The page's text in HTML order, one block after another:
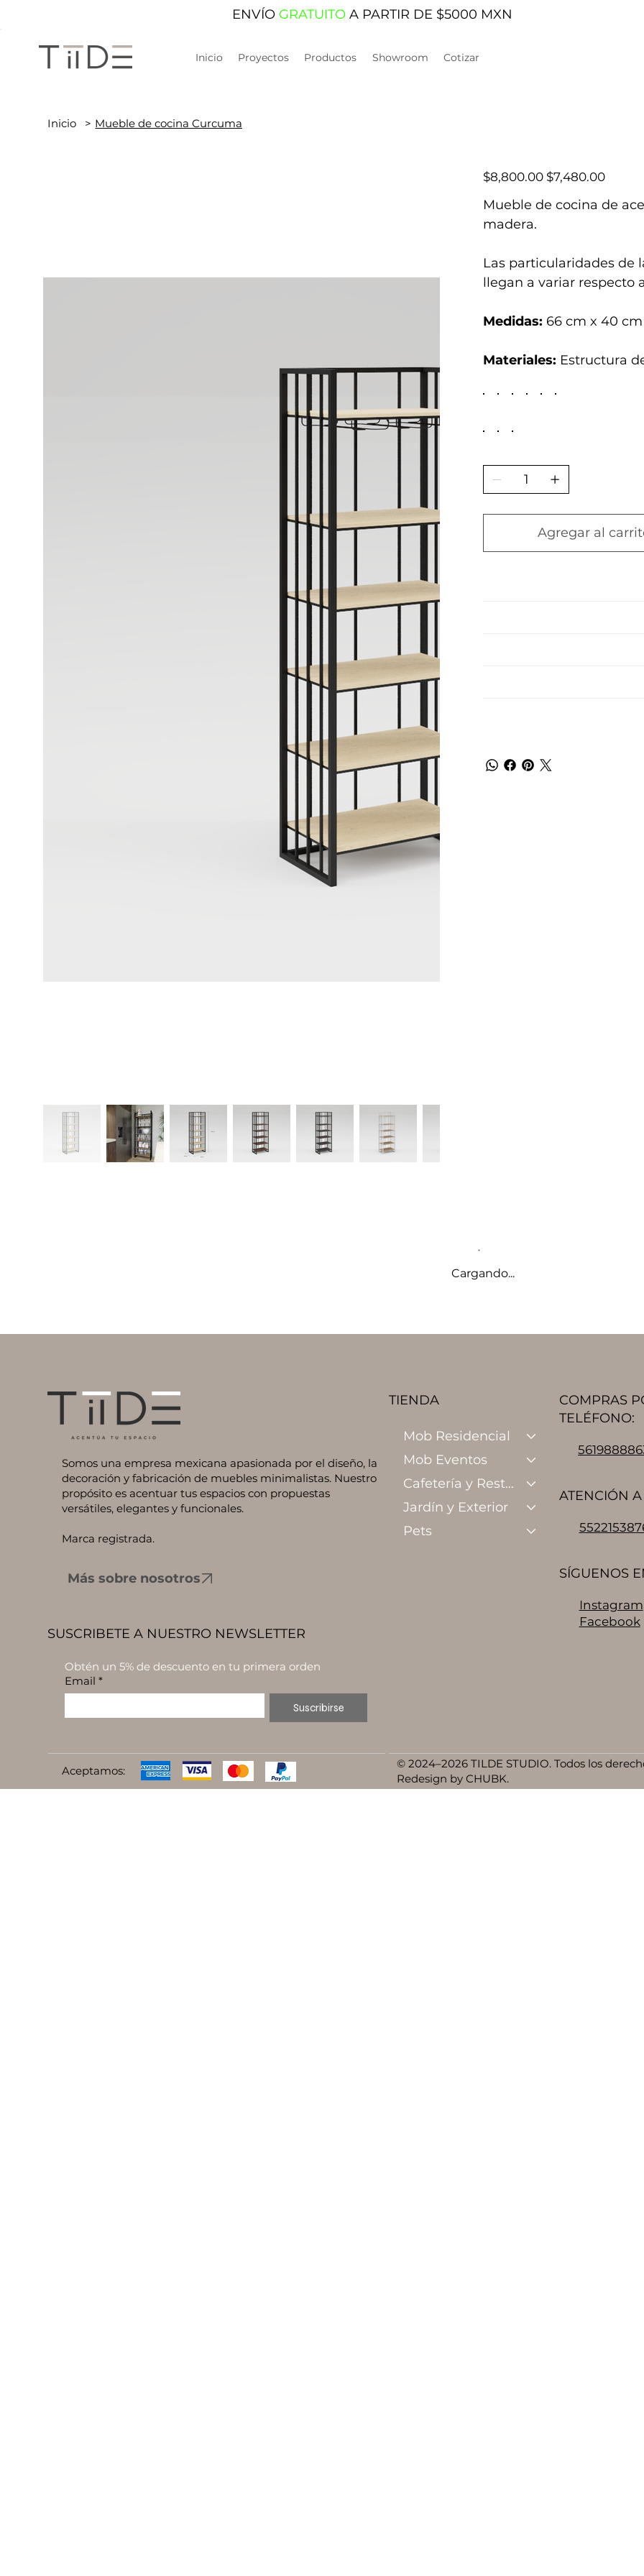
ENVÍO GRATUITOA PARTIR DE $5000 MXN
Inicio Proyectos Productos Showroom Cotizar
Inicio > Mueble de cocina Curcuma
Precio
original
$8,800.00 Precio
de
$7,480.00
Mueble de cocina de
madera.
Las particularidades de
llegan a variar respecto
Medidas: 66 cm x 40 cm
Materiales: Estructura
Agregar al
Cargando...
Somos una empresa mexicana apasionada por el diseño, la
decoración y fabricación de muebles minimalistas. Nuestro
propósito es acentuar tus espacios con propuestas
versátiles, elegantes y funcionales.
Marca registrada.
Más sobre nosotros
SUSCRIBETE A NUESTRO NEWSLETTER
Obtén un 5% de descuento en tu primera orden
Email *
Suscribirse
© 2024–2026 TILDE STUDIO. Todos los
Redesign by CHUBK.
TIENDA
Mob Residencial
Mob Eventos
Cafetería y Restaurante
Jardín y Exterior
Pets
COMPRAS
TELÉFONO:
ATENCIÓN
SÍGUENOS
Instagram
Facebook
Aceptamos: